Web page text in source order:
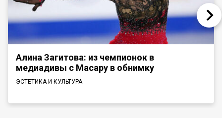
Алина Загитова: из чемпионок в
медиадивы с Масару в обнимку
ЭСТЕТИКА И КУЛЬТУРА